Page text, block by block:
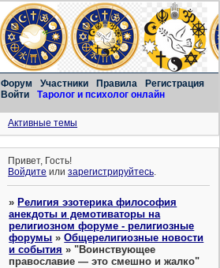
Форум Участники Правила
Регистрация
Войти
Таролог и психолог онлайн
Активные темы
Привет, Гость!
Войдите илизарегистрируйтесь.
»Религия эзотерика философия
анекдоты и демотиваторы на
религиозном форуме - религиозные
форумы »Общерелигиозные новости
и события »"Воинствующее
православие — это смешно и жалко"